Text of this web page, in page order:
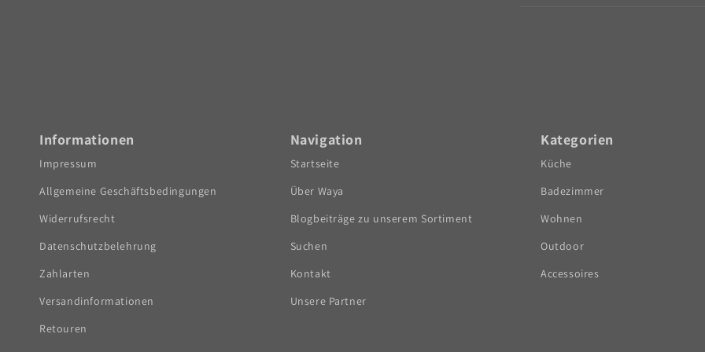
Informationen
Impressum
Allgemeine Geschäftsbedingungen
Widerrufsrecht
Datenschutzbelehrung
Zahlarten
Versandinformationen
Retouren
Navigation
Startseite
Über Waya
Blogbeiträge zu unserem Sortiment
Suchen
Kontakt
Unsere Partner
Kategorien
Küche
Badezimmer
Wohnen
Outdoor
Accessoires